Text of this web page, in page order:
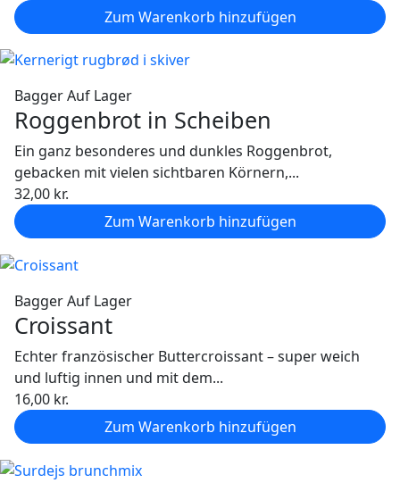
Zum Warenkorb hinzufügen
BaggerAuf Lager
Roggenbrot in Scheiben
Ein ganz besonderes und dunkles Roggenbrot,
gebacken mit vielen sichtbaren Körnern,...
32,00 kr.
Zum Warenkorb hinzufügen
BaggerAuf Lager
Croissant
Echter französischer Buttercroissant – super weich
und luftig innen und mit dem...
16,00 kr.
Zum Warenkorb hinzufügen